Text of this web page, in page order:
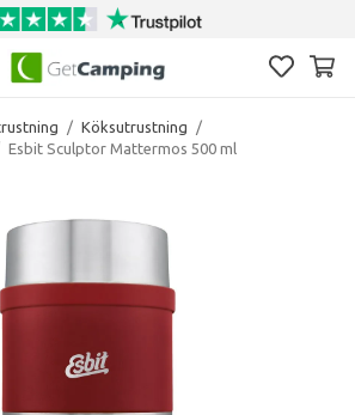
/ Köksutrustning
/
Esbit Sculptor Mattermos 500 ml